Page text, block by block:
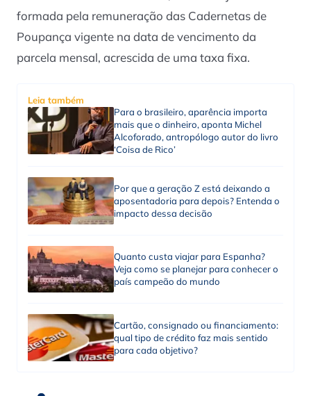
formada pela remuneração das Cadernetas de
Poupança vigente na data de vencimento da
parcela mensal, acrescida de uma taxa fixa.
Leia também
Para o brasileiro, aparência importa
mais que o dinheiro, aponta Michel
Alcoforado, antropólogo autor do livro
‘Coisa de Rico’
Por que a geração Z está deixando a
aposentadoria para depois? Entenda o
impacto dessa decisão
Quanto custa viajar para Espanha?
Veja como se planejar para conhecer o
país campeão do mundo
Cartão, consignado ou financiamento:
qual tipo de crédito faz mais sentido
para cada objetivo?